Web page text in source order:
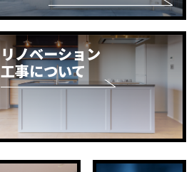
リノベーション
工事について